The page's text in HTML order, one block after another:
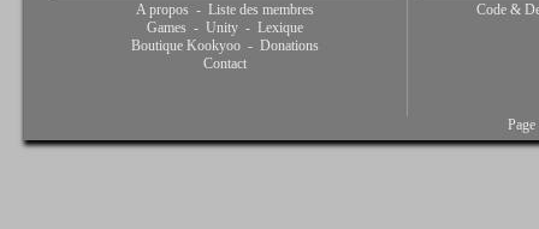
A propos - Liste des membres
Games - Unity - Lexique
Boutique Kookyoo - Donations
Contact
Code &